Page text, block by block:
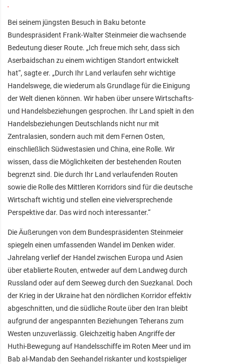
Bei seinem jüngsten Besuch in Baku betonte
Bundespräsident Frank-Walter Steinmeier die wachsende
Bedeutung dieser Route. „Ich freue mich sehr, dass sich
Aserbaidschan zu einem wichtigen Standort entwickelt
hat“, sagte er. „Durch Ihr Land verlaufen sehr wichtige
Handelswege, die wiederum als Grundlage für die Einigung
der Welt dienen können. Wir haben über unsere Wirtschafts-
und Handelsbeziehungen gesprochen. Ihr Land spielt in den
Handelsbeziehungen Deutschlands nicht nur mit
Zentralasien, sondern auch mit dem Fernen Osten,
einschließlich Südwestasien und China, eine Rolle. Wir
wissen, dass die Möglichkeiten der bestehenden Routen
begrenzt sind. Die durch Ihr Land verlaufenden Routen
sowie die Rolle des Mittleren Korridors sind für die deutsche
Wirtschaft wichtig und stellen eine vielversprechende
Perspektive dar. Das wird noch interessanter.“
Die Äußerungen von dem Bundespräsidenten Steinmeier
spiegeln einen umfassenden Wandel im Denken wider.
Jahrelang verlief der Handel zwischen Europa und Asien
über etablierte Routen, entweder auf dem Landweg durch
Russland oder auf dem Seeweg durch den Suezkanal. Doch
der Krieg in der Ukraine hat den nördlichen Korridor effektiv
abgeschnitten, und die südliche Route über den Iran bleibt
aufgrund der angespannten Beziehungen Teherans zum
Westen unzuverlässig. Gleichzeitig haben Angriffe der
Huthi-Bewegung auf Handelsschiffe im Roten Meer und im
Bab al-Mandab den Seehandel riskanter und kostspieliger